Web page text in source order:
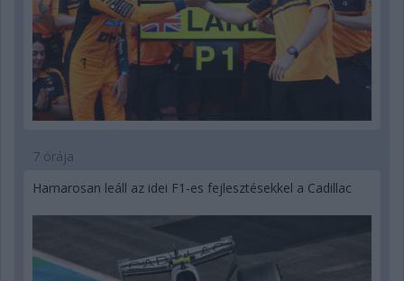
7 órája
Hamarosan leáll az idei F1-es fejlesztésekkel a Cadillac